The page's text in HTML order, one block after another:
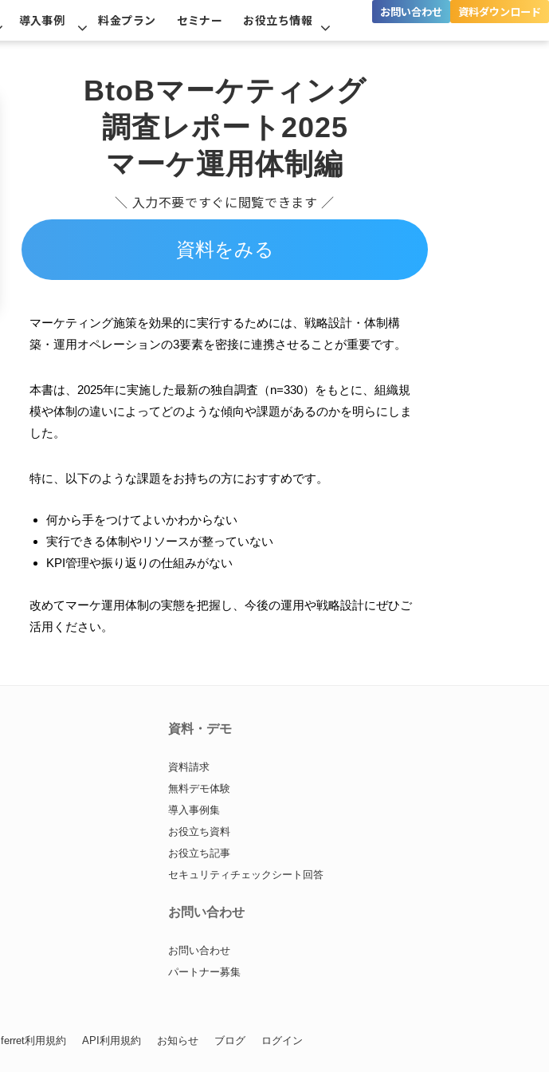
導入事例 料金プラン セミナー お役立ち情報
お問い合わせ 資料ダウンロード
BtoBマーケティング
調査レポート2025
マーケ運用体制編
＼ 入力不要ですぐに閲覧できます ／
資料をみる
マーケティング施策を効果的に実行するためには、戦略設計・体制構
築・運用オペレーションの3要素を密接に連携させることが重要です。
本書は、2025年に実施した最新の独自調査（n=330）をもとに、組織規
模や体制の違いによってどのような傾向や課題があるのかを明らにしま
した。
特に、以下のような課題をお持ちの方におすすめです。
何から手をつけてよいかわからない
実行できる体制やリソースが整っていない
KPI管理や振り返りの仕組みがない
改めてマーケ運用体制の実態を把握し、今後の運用や戦略設計にぜひご
活用ください。
資料・デモ
資料請求
無料デモ体験
導入事例集
お役立ち資料
お役立ち記事
セキュリティチェックシート回答
お問い合わせ
お問い合わせ
パートナー募集
ferret利用規約 API利用規約 お知らせ ブログ ログイン